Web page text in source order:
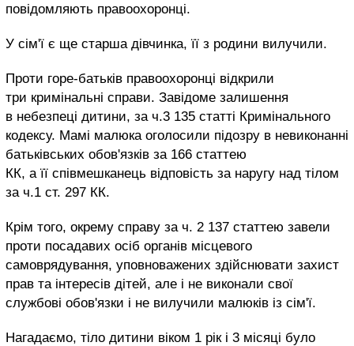
повідомляють правоохоронці.
У сім'ї є ще старша дівчинка, її з родини вилучили.
Проти горе-батьків правоохоронці відкрили
три кримінальні справи. Завідоме залишення
в небезпеці дитини, за ч.3 135 статті Кримінального
кодексу. Мамі малюка оголосили підозру в невиконанні
батьківських обов'язків за 166 статтею
КК, а її співмешканець відповість за наругу над тілом
за ч.1 ст. 297 КК.
Крім того, окрему справу за ч. 2 137 статтею завели
проти посадавих осіб органів місцевого
самоврядування, уповноважених здійснювати захист
прав та інтересів дітей, але і не виконали свої
службові обов'язки і не вилучили малюків із сім'ї.
Нагадаємо, тіло дитини віком 1 рік і 3 місяці було